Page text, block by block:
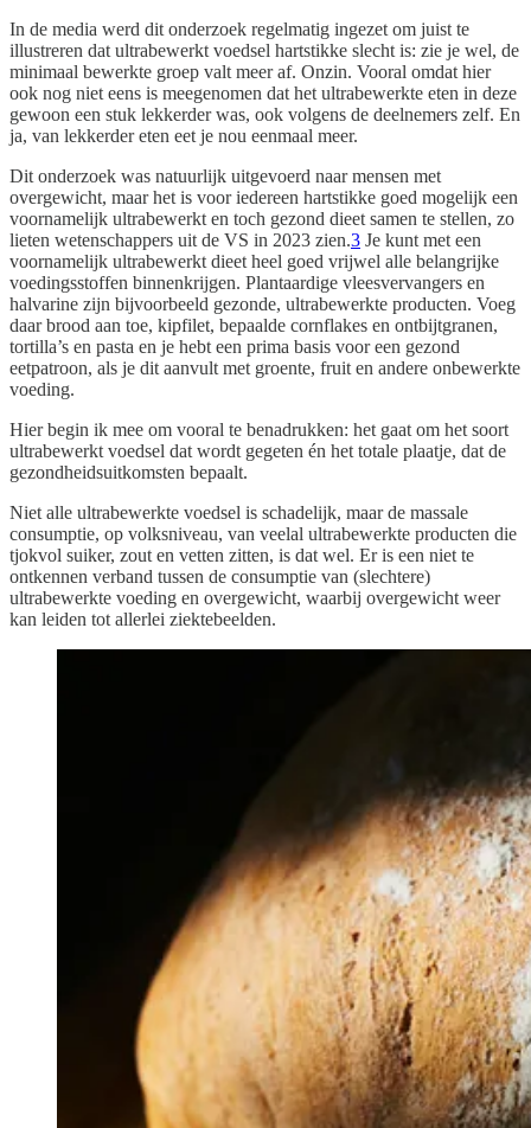
In de media werd dit onderzoek regelmatig ingezet om juist te
illustreren dat ultrabewerkt voedsel hartstikke slecht is: zie je wel, de
minimaal bewerkte groep valt meer af. Onzin. Vooral omdat hier
ook nog niet eens is meegenomen dat het ultrabewerkte eten in deze
gewoon een stuk lekkerder was, ook volgens de deelnemers zelf. En
ja, van lekkerder eten eet je nou eenmaal meer.
Dit onderzoek was natuurlijk uitgevoerd naar mensen met
overgewicht, maar het is voor iedereen hartstikke goed mogelijk een
voornamelijk ultrabewerkt en toch gezond dieet samen te stellen, zo
lieten wetenschappers uit de VS in 2023 zien.3 Je kunt met een
voornamelijk ultrabewerkt dieet heel goed vrijwel alle belangrijke
voedingsstoffen binnenkrijgen. Plantaardige vleesvervangers en
halvarine zijn bijvoorbeeld gezonde, ultrabewerkte producten. Voeg
daar brood aan toe, kipfilet, bepaalde cornflakes en ontbijtgranen,
tortilla’s en pasta en je hebt een prima basis voor een gezond
eetpatroon, als je dit aanvult met groente, fruit en andere onbewerkte
voeding.
Hier begin ik mee om vooral te benadrukken: het gaat om het soort
ultrabewerkt voedsel dat wordt gegeten én het totale plaatje, dat de
gezondheidsuitkomsten bepaalt.
Niet alle ultrabewerkte voedsel is schadelijk, maar de massale
consumptie, op volksniveau, van veelal ultrabewerkte producten die
tjokvol suiker, zout en vetten zitten, is dat wel. Er is een niet te
ontkennen verband tussen de consumptie van (slechtere)
ultrabewerkte voeding en overgewicht, waarbij overgewicht weer
kan leiden tot allerlei ziektebeelden.